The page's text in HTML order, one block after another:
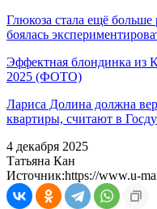
Глюкоза стала ещё больше
боялась
Эффектная блондинка из
2025 (ФОТО)
Лариса Долина должна
квартиры, считают в
4 декабря 2025
Татьяна Кан
Источник:https://www.u-